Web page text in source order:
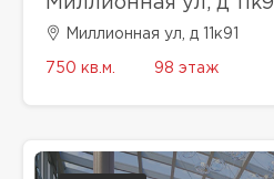
Миллионная ул, д 11к91
750 кв.м. 98 этаж